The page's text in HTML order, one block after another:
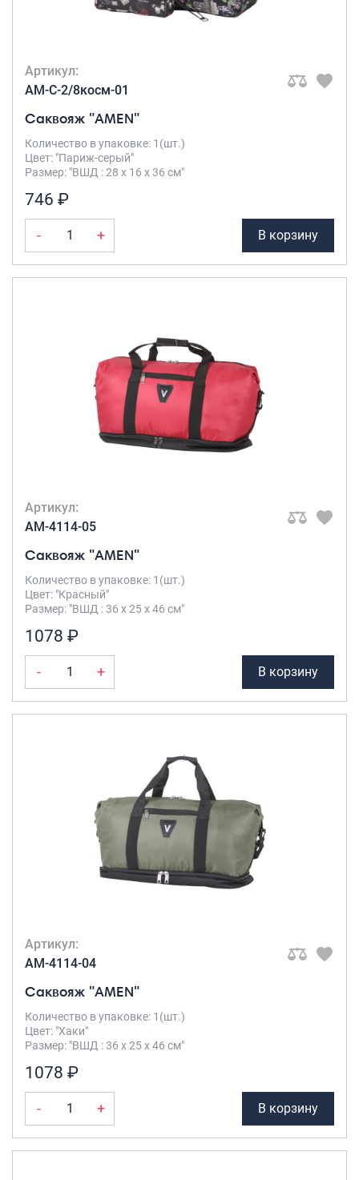
Артикул:
AM-C-2/8косм-01
Саквояж "AMEN"
Количество в упаковке: 1(шт.)
Цвет: "Париж-серый"
Размер: "ВШД : 28 х 16 х 36 см"
746 ₽
- + В корзину
Артикул:
AM-4114-05
Саквояж "AMEN"
Количество в упаковке: 1(шт.)
Цвет: "Красный"
Размер: "ВШД : 36 х 25 х 46 см"
1078 ₽
- + В корзину
Артикул:
AM-4114-04
Саквояж "AMEN"
Количество в упаковке: 1(шт.)
Цвет: "Хаки"
Размер: "ВШД : 36 х 25 х 46 см"
1078 ₽
- + В корзину